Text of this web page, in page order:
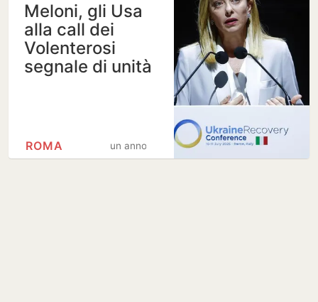
Meloni, gli Usa
alla call dei
Volenterosi
segnale di unità
un anno
ROMA